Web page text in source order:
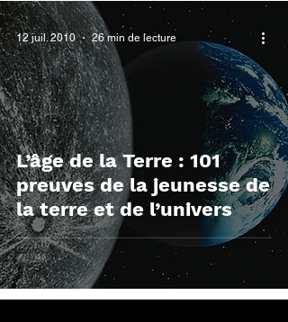
L’âge de la Terre : 101
preuves de la jeunesse de
la terre et de l’univers
12 juil. 2010 26 min de lecture